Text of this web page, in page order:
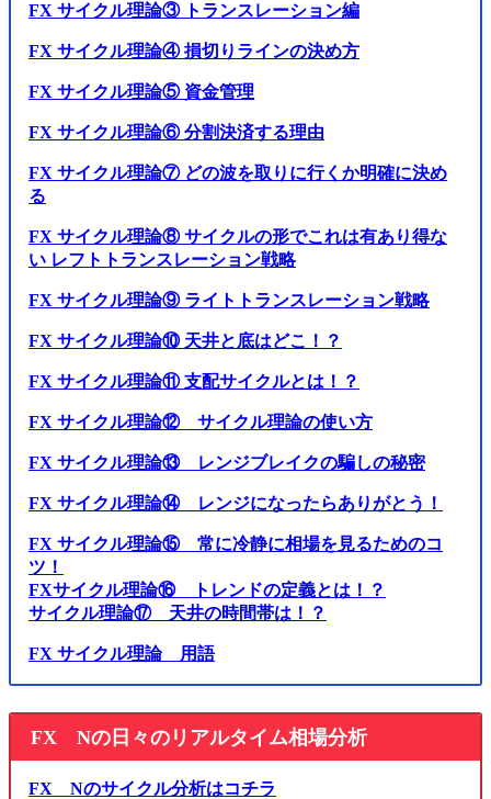
FX サイクル理論③ トランスレーション編
FX サイクル理論④ 損切りラインの決め方
FX サイクル理論⑤ 資金管理
FX サイクル理論⑥ 分割決済する理由
FX サイクル理論⑦ どの波を取りに行くか明確に決め
る
FX サイクル理論⑧ サイクルの形でこれは有あり得な
い レフトトランスレーション戦略
FX サイクル理論⑨ ライトトランスレーション戦略
FX サイクル理論⑩ 天井と底はどこ！？
FX サイクル理論⑪ 支配サイクルとは！？
FX サイクル理論⑫ サイクル理論の使い方
FX サイクル理論⑬ レンジブレイクの騙しの秘密
FX サイクル理論⑭ レンジになったらありがとう！
FX サイクル理論⑮ 常に冷静に相場を見るためのコ
ツ！
FXサイクル理論⑯ トレンドの定義とは！？
サイクル理論⑰ 天井の時間帯は！？
FX サイクル理論 用語
FX Nの日々のリアルタイム相場分析
FX Nのサイクル分析はコチラ